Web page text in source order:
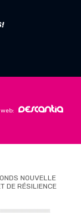
NOUVELLE
DE RÉSILIENCE